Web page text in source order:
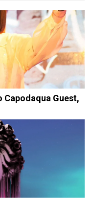
Capodaqua Guest,